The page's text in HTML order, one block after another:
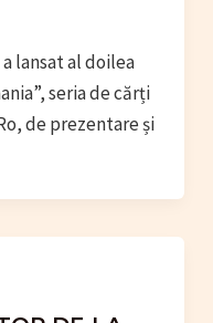
lansat al doilea
seria de cărți
de prezentare și